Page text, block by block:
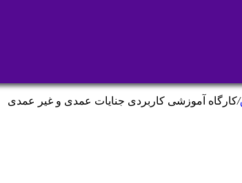
/کارگاه آموزشی کاربردی جنایات عمدی و غیر عمدی